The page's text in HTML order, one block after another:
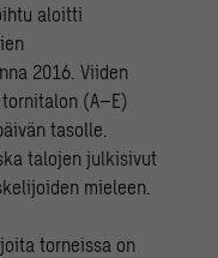
aloitti
2016. Viiden
(A–E)
tasolle.
talojen julkisivut
mieleen.
torneissa on